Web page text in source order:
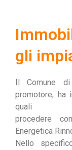
gli
Il Comune
promotore, ha
quali
procedere
Energetica
Nello